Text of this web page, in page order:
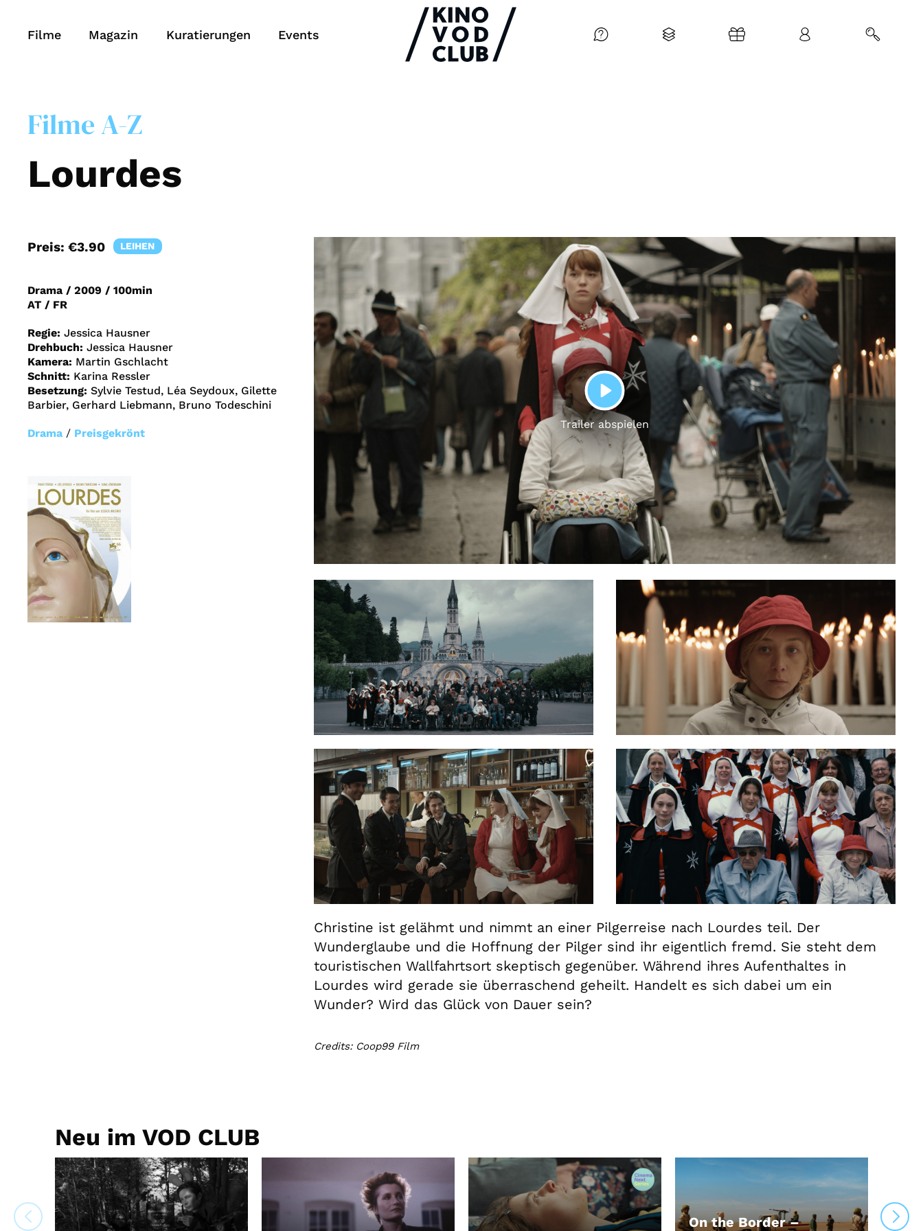
So geht’s
Filmpakete
Gutscheine
& Filmpässe
Account
Suche
Filme Magazin Kuratierungen Events
Filme A-Z
Lourdes
Preis: €3.90 LEIHEN
PLAY
Trailer abspielen
Drama / 2009 / 100min
AT / FR
Regie: Jessica Hausner
Drehbuch: Jessica Hausner
Kamera: Martin Gschlacht
Schnitt: Karina Ressler
Besetzung: Sylvie Testud, Léa Seydoux, Gilette
Barbier, Gerhard Liebmann, Bruno Todeschini
Drama / Preisgekrönt
Christine ist gelähmt und nimmt an einer Pilgerreise nach Lourdes teil. Der
Wunderglaube und die Hoffnung der Pilger sind ihr eigentlich fremd. Sie steht dem
touristischen Wallfahrtsort skeptisch gegenüber. Während ihres Aufenthaltes in
Lourdes wird gerade sie überraschend geheilt. Handelt es sich dabei um ein
Wunder? Wird das Glück von Dauer sein?
Credits: Coop99 Film
Neu im VOD CLUB
On the Border –
Im